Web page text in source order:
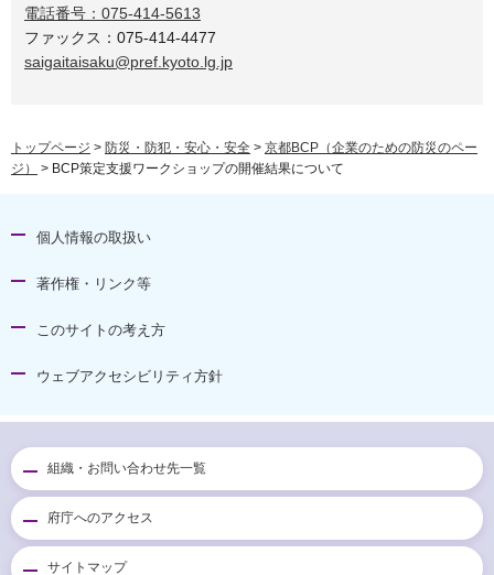
電話番号：075-414-5613
ファックス：075-414-4477
saigaitaisaku@pref.kyoto.lg.jp
トップページ > 防災・防犯・安心・安全 > 京都BCP（企業のための防災のペー
ジ）
> BCP策定支援ワークショップの開催結果について
個人情報の取扱い
著作権・リンク等
このサイトの考え方
ウェブアクセシビリティ方針
組織・お問い合わせ先一覧
府庁へのアクセス
サイトマップ